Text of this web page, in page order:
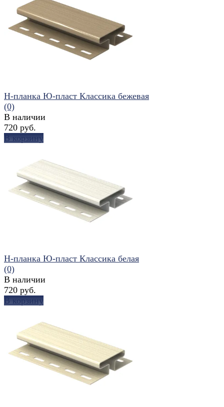
избранное сравнить
избранное сравнить
H-планка Ю-пласт Классика бежевая
(0)
В наличии
720 руб.
В корзину
избранное сравнить
H-планка Ю-пласт Классика белая
(0)
В наличии
720 руб.
В корзину